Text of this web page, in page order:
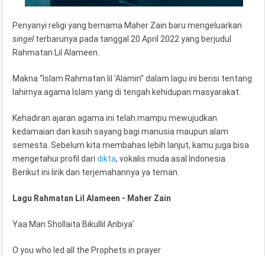
Penyanyi religi yang bernama Maher Zain baru mengeluarkan
singelterbarunya pada tanggal 20 April 2022 yang berjudul
Rahmatan Lil Alameen.
Makna “Islam Rahmatan lil 'Alamin” dalam lagu ini berisi tentang
lahirnya agama Islam yang di tengah kehidupan masyarakat.
Kehadiran ajaran agama ini telah mampu mewujudkan
kedamaian dan kasih sayang bagi manusia maupun alam
semesta. Sebelum kita membahas lebih lanjut, kamu juga bisa
mengetahui profil dari dikta, vokalis muda asal Indonesia.
Berikut ini lirik dan terjemahannyaya teman.
Lagu Rahmatan Lil Alameen - Maher Zain
Yaa Man Shollaita Bikullil Anbiya'
O you who led all the Prophets in prayer